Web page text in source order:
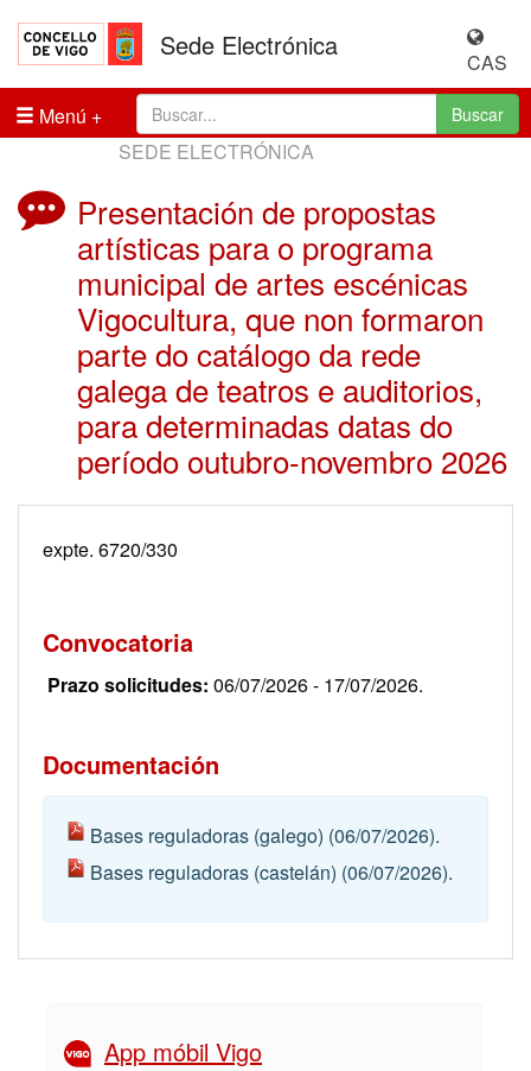
Sede Electrónica
CAS
Menú
Buscar
SEDE ELECTRÓNICA
Presentación de propostas
artísticas para o programa
municipal de artes escénicas
Vigocultura, que non formaron
parte do catálogo da rede
galega de teatros e auditorios,
para determinadas datas do
período outubro-novembro 2026
expte. 6720/330
Convocatoria
Prazo solicitudes: 06/07/2026 - 17/07/2026.
Documentación
Bases reguladoras (galego) (06/07/2026).
Bases reguladoras (castelán) (06/07/2026).
App móbil Vigo